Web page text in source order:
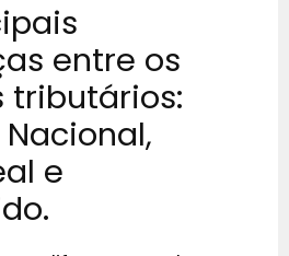
entre os
tributários:
e